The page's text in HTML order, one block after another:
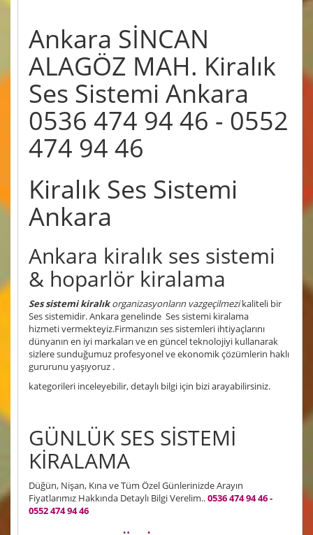
Ankara SİNCAN
ALAGÖZ MAH. Kiralık
Ses Sistemi Ankara
0536 474 94 46 - 0552
474 94 46
Kiralık Ses Sistemi
Ankara
Ankara kiralık ses sistemi
& hoparlör kiralama
Ses sistemi kiralıkorganizasyonların vazgeçilmezikaliteli bir
Ses sistemidir. Ankara genelinde Ses sistemi kiralama
hizmeti vermekteyiz.Firmanızın ses sistemleri ihtiyaçlarını
dünyanın en iyi markaları ve en güncel teknolojiyi kullanarak
sizlere sunduğumuz profesyonel ve ekonomik çözümlerin haklı
gururunu yaşıyoruz .
kategorileri inceleyebilir, detaylı bilgi için bizi arayabilirsiniz.
GÜNLÜK SES SİSTEMİ
KİRALAMA
Düğün, Nişan, Kına ve Tüm Özel Günlerinizde Arayın
Fiyatlarımız Hakkında Detaylı Bilgi Verelim..0536 474 94 46 -
0552 474 94 46